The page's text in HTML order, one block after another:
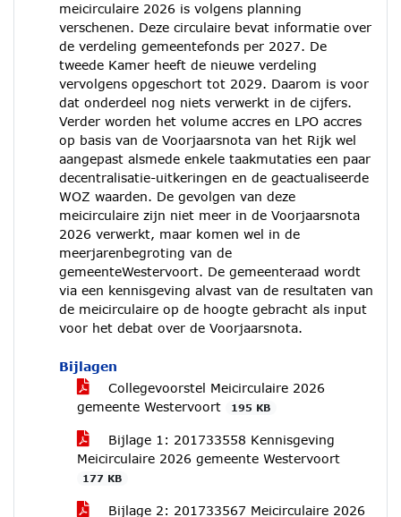
meicirculaire 2026 is volgens planning
verschenen. Deze circulaire bevat informatie over
de verdeling gemeentefonds per 2027. De
tweede Kamer heeft de nieuwe verdeling
vervolgens opgeschort tot 2029. Daarom is voor
dat onderdeel nog niets verwerkt in de cijfers.
Verder worden het volume accres en LPO accres
op basis van de Voorjaarsnota van het Rijk wel
aangepast alsmede enkele taakmutaties een paar
decentralisatie-uitkeringen en de geactualiseerde
WOZ waarden. De gevolgen van deze
meicirculaire zijn niet meer in de Voorjaarsnota
2026 verwerkt, maar komen wel in de
meerjarenbegroting van de
gemeenteWestervoort. De gemeenteraad wordt
via een kennisgeving alvast van de resultaten van
de meicirculaire op de hoogte gebracht als input
voor het debat over de Voorjaarsnota.
Bijlagen
Collegevoorstel Meicirculaire 2026
gemeente Westervoort
195 KB
Bijlage 1: 201733558 Kennisgeving
Meicirculaire 2026 gemeente Westervoort
177 KB
Bijlage 2: 201733567 Meicirculaire 2026